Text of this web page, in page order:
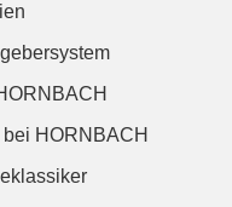
HORNBACH